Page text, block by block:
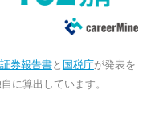
券報告書と 国税庁が発表を
に算出しています。